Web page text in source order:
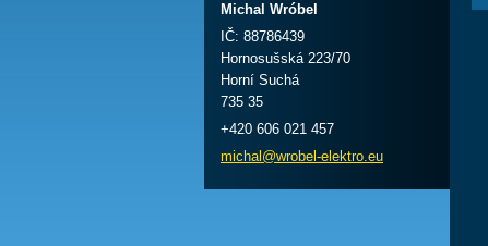
Michal Wróbel
IČ: 88786439
Hornosušská 223/70
Horní Suchá
735 35
+420 606 021 457
michal@wrobel-el ektro.eu